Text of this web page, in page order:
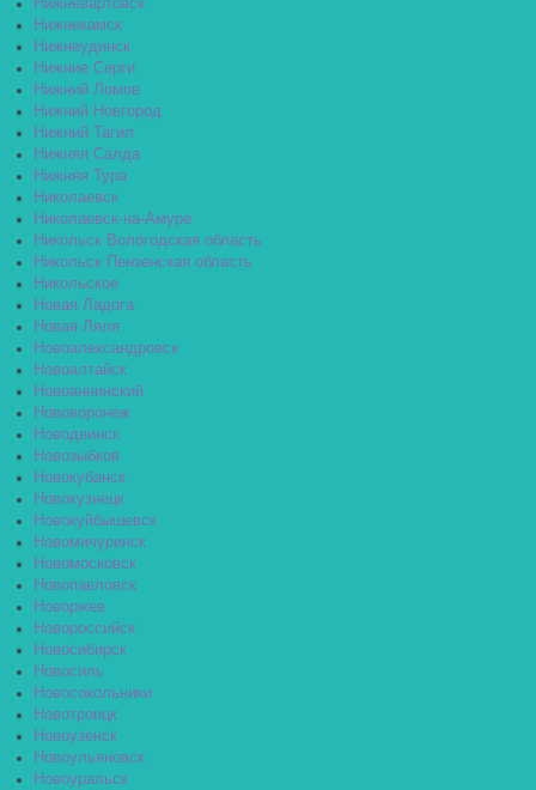
Нижневартовск
Нижнекамск
Нижнеудинск
Нижние Серги
Нижний Ломов
Нижний Новгород
Нижний Тагил
Нижняя Салда
Нижняя Тура
Николаевск
Николаевск-на-Амуре
Никольск Вологодская область
Никольск Пензенская область
Никольское
Новая Ладога
Новая Ляля
Новоалександровск
Новоалтайск
Новоаннинский
Нововоронеж
Новодвинск
Новозыбков
Новокубанск
Новокузнецк
Новокуйбышевск
Новомичуринск
Новомосковск
Новопавловск
Новоржев
Новороссийск
Новосибирск
Новосиль
Новосокольники
Новотроицк
Новоузенск
Новоульяновск
Новоуральск